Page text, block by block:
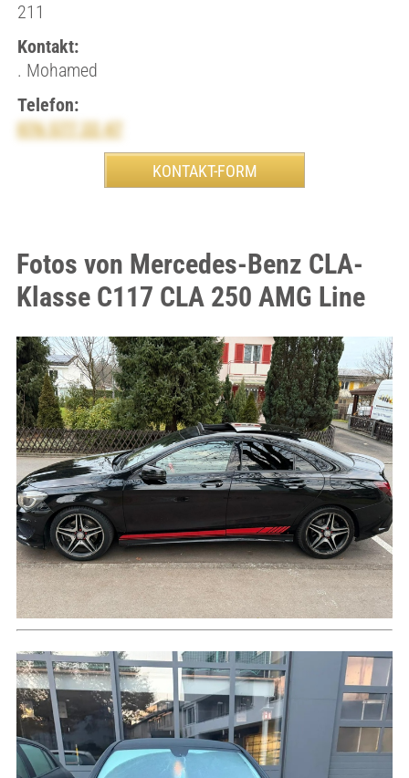
211
Kontakt:
. Mohamed
Telefon:
076 577 22 47
Fotos von Mercedes-Benz CLA-
Klasse C117 CLA 250 AMG Line